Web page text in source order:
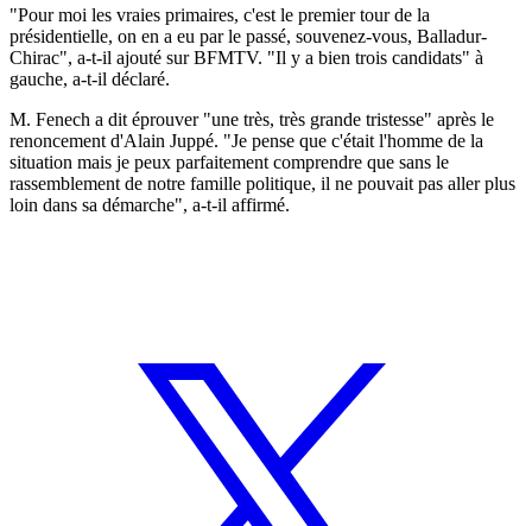
"Pour moi les vraies primaires, c'est le premier tour de la
présidentielle, on en a eu par le passé, souvenez-vous, Balladur-
Chirac", a-t-il ajouté sur BFMTV. "Il y a bien trois candidats" à
gauche, a-t-il déclaré.
M. Fenech a dit éprouver "une très, très grande tristesse" après le
renoncement d'Alain Juppé. "Je pense que c'était l'homme de la
situation mais je peux parfaitement comprendre que sans le
rassemblement de notre famille politique, il ne pouvait pas aller plus
loin dans sa démarche", a-t-il affirmé.